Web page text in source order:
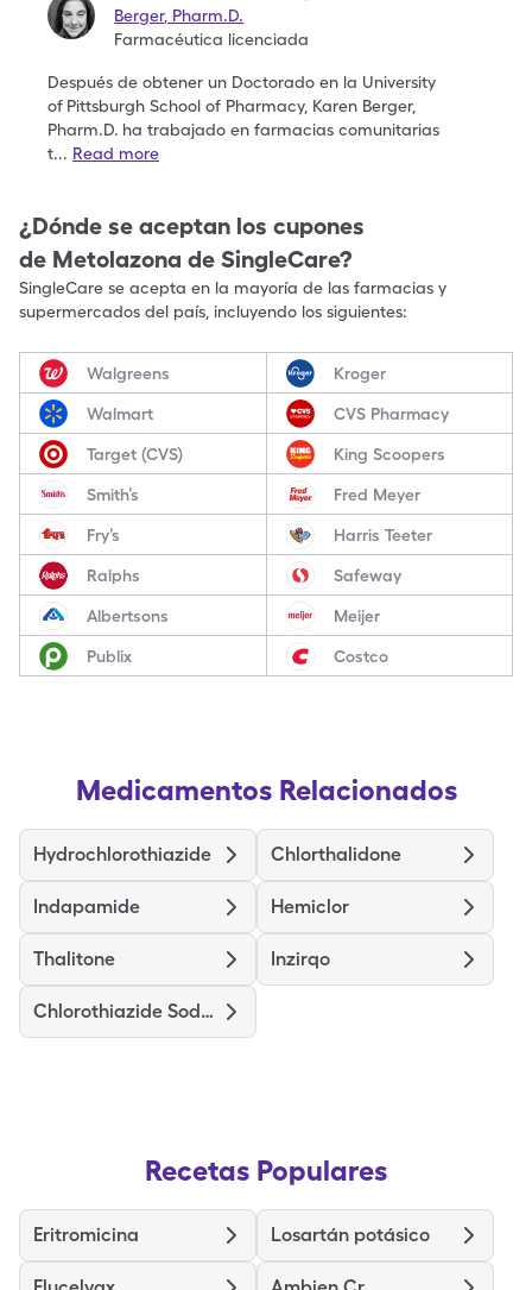
Berger, Pharm.D.
Farmacéutica licenciada
Después de obtener un Doctorado en la University
of Pittsburgh School of Pharmacy, Karen Berger,
Pharm.D. ha trabajado en farmacias comunitarias
t... Read more
¿Dónde se aceptan los cupones
de Metolazona de SingleCare?
SingleCare se acepta en la mayoría de las farmacias y
supermercados del país, incluyendo los siguientes:
Walgreens Kroger
Walmart CVS Pharmacy
Target (CVS) King Scoopers
Smith’s Fred Meyer
Fry’s Harris Teeter
Ralphs Safeway
Albertsons Meijer
Publix Costco
Medicamentos Relacionados
Hydrochlorothiazide Chlorthalidone
Indapamide Hemiclor
Thalitone Inzirqo
Chlorothiazide Sodium
Recetas Populares
Eritromicina Losartán potásico